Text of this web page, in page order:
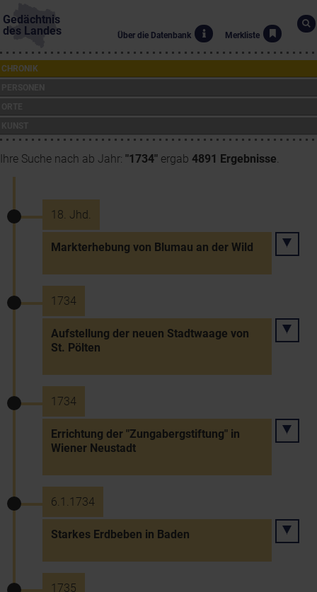
Gedächtnis
des Landes
Über die Datenbank Merkliste
CHRONIK
Ihre Suche nach ab Jahr: "1734" ergab 4891 Ergebnisse.
18. Jhd.
Markterhebung von Blumau an der Wild
1734
Aufstellung der neuen Stadtwaage von
St. Pölten
1734
Errichtung der "Zungabergstiftung" in
Wiener Neustadt
6.1.1734
Starkes Erdbeben in Baden
1735